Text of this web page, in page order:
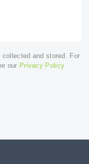
collected and stored. For
our Privacy Policy